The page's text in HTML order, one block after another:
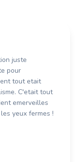
juste
pour
tout etait
C'etait tout
emerveilles
yeux fermes !